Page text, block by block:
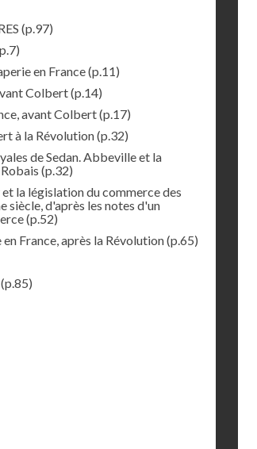
(p.97)
en France(p.11)
Colbert(p.14)
avant Colbert(p.17)
à la Révolution(p.32)
de Sedan. Abbeville et la
(p.32)
la législation du commerce des
siècle, d'après les notes d'un
(p.52)
France, après la Révolution(p.65)
(p.85)